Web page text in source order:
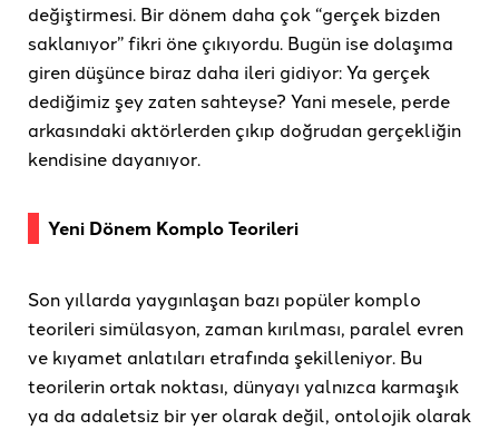
değiştirmesi. Bir dönem daha çok “gerçek bizden
saklanıyor” fikri öne çıkıyordu. Bugün ise dolaşıma
giren düşünce biraz daha ileri gidiyor: Ya gerçek
dediğimiz şey zaten sahteyse? Yani mesele, perde
arkasındaki aktörlerden çıkıp doğrudan gerçekliğin
kendisine dayanıyor.
Yeni Dönem Komplo Teorileri
Son yıllarda yaygınlaşan bazı popüler komplo
teorileri simülasyon, zaman kırılması, paralel evren
ve kıyamet anlatıları etrafında şekilleniyor. Bu
teorilerin ortak noktası, dünyayı yalnızca karmaşık
ya da adaletsiz bir yer olarak değil, ontolojik olarak